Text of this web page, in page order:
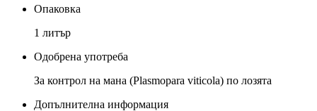
Опаковка
1 литър
Одобрена употреба
За контрол на мана (Plasmopara viticola) по лозята
Допълнителна информация